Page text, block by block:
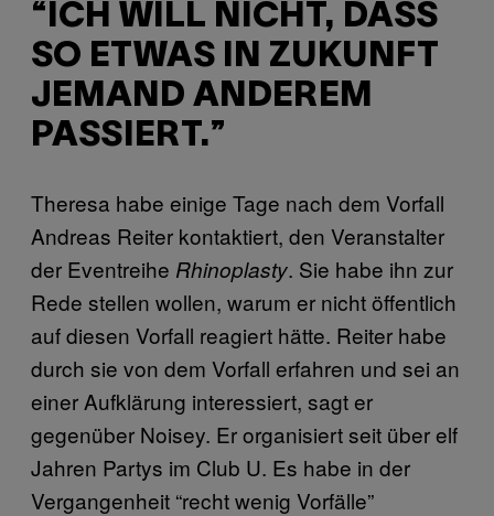
“ICH WILL NICHT, DASS
SO ETWAS IN ZUKUNFT
JEMAND ANDEREM
PASSIERT.”
Theresa habe einige Tage nach dem Vorfall
Andreas Reiter kontaktiert, den Veranstalter
der Eventreihe Rhinoplasty. Sie habe ihn zur
Rede stellen wollen, warum er nicht öffentlich
auf diesen Vorfall reagiert hätte. Reiter habe
durch sie von dem Vorfall erfahren und sei an
einer Aufklärung interessiert, sagt er
gegenüber Noisey. Er organisiert seit über elf
Jahren Partys im Club U. Es habe in der
Vergangenheit “recht wenig Vorfälle”